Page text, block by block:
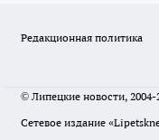
Редакционная политика
© Липецкие новости, 2004-
Сетевое издание